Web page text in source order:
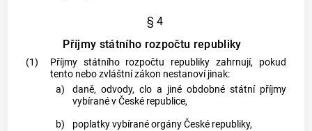
§ 4
Příjmy státního rozpočtu republiky
(1)
Příjmy státního rozpočtu republiky zahrnují, pokud
tento nebo zvláštní zákon nestanoví jinak:
a)
daně, odvody, clo a jiné obdobné státní příjmy
vybírané v České republice,
b)
poplatky vybírané orgány České republiky,